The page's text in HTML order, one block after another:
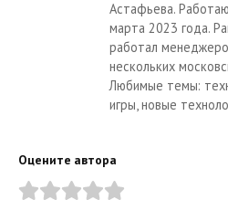
Астафьева.
марта 2023 года.
работал
нескольких
Любимые темы:
игры, новые
Оцените автора